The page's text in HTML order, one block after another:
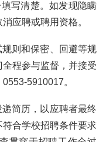
写清楚。如发现隐瞒
应聘或聘用资格。
则和保密、回避等规
程参与监督，并接受
5910017。
简历，以应聘者最终
合学校招聘条件要求